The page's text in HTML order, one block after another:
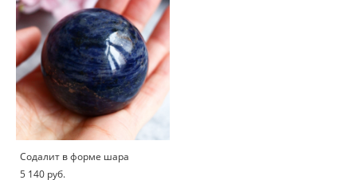
Содалит в форме шара
5 140 pуб.